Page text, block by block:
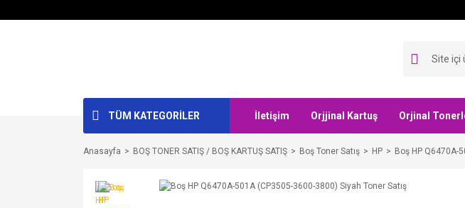
TÜM KATEGORİLER İletişim Orjjinal Kartuş Orjinal
Anasayfa BOŞ TONER SATIŞ / BOŞ KARTUŞ SATIŞ Boş Toner Satış HP Boş HP Q6470A-